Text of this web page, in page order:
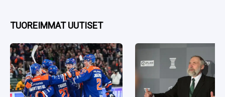
TUOREIMMAT UUTISET